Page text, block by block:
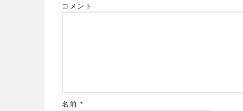
コメント
名前 *